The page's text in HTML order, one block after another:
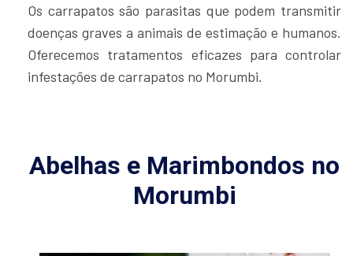
Os carrapatos são parasitas que podem transmitir
doenças graves a animais de estimação e humanos.
Oferecemos tratamentos eficazes para controlar
infestações de carrapatos no Morumbi.
Abelhas e Marimbondos no
Morumbi